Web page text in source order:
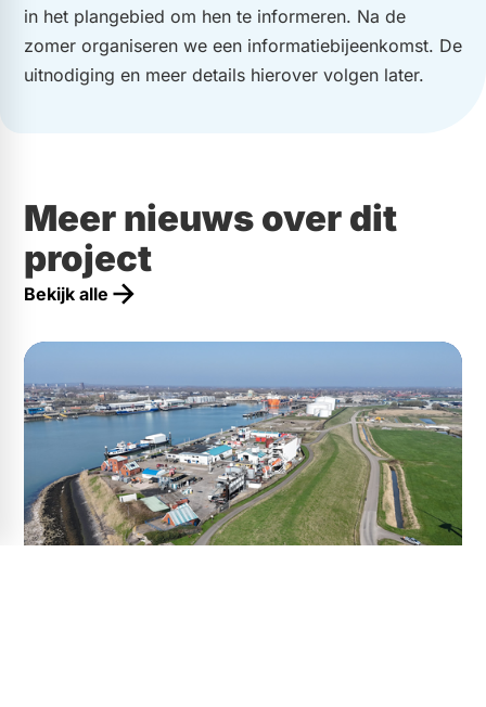
in het plangebied om hen te informeren. Na de
zomer organiseren we een informatiebijeenkomst. De
uitnodiging en meer details hierover volgen later.
Meer nieuws over dit
project
Bekijk alle